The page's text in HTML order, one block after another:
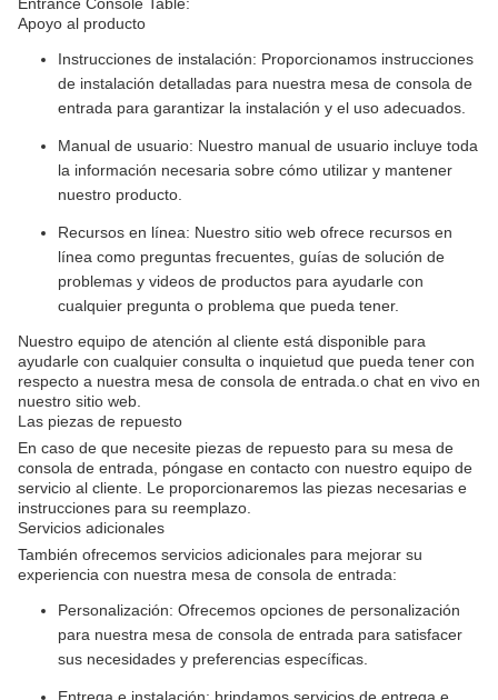
Apoyo al producto
Instrucciones de instalación: Proporcionamos instrucciones
de instalación detalladas para nuestra mesa de consola de
entrada para garantizar la instalación y el uso adecuados.
Manual de usuario: Nuestro manual de usuario incluye toda
la información necesaria sobre cómo utilizar y mantener
nuestro producto.
Recursos en línea: Nuestro sitio web ofrece recursos en
línea como preguntas frecuentes, guías de solución de
problemas y videos de productos para ayudarle con
cualquier pregunta o problema que pueda tener.
Nuestro equipo de atención al cliente está disponible para
ayudarle con cualquier consulta o inquietud que pueda tener con
respecto a nuestra mesa de consola de entrada.o chat en vivo en
nuestro sitio web.
Las piezas de repuesto
En caso de que necesite piezas de repuesto para su mesa de
consola de entrada, póngase en contacto con nuestro equipo de
servicio al cliente. Le proporcionaremos las piezas necesarias e
instrucciones para su reemplazo.
Servicios adicionales
También ofrecemos servicios adicionales para mejorar su
experiencia con nuestra mesa de consola de entrada:
Personalización: Ofrecemos opciones de personalización
para nuestra mesa de consola de entrada para satisfacer
sus necesidades y preferencias específicas.